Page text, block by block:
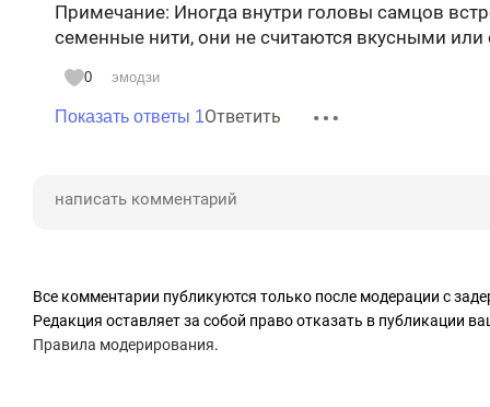
Примечание: Иногда внутри головы самцов
семенные нити, они не считаются вкусными
0 эмодзи
Показать ответы 1Ответить
Все комментарии публикуются только после модерации с
Редакция оставляет за собой право отказать в публикации
Правила модерирования.